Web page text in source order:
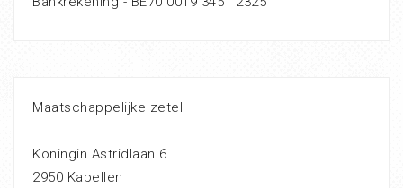
Maatschappelijke zetel
Koningin Astridlaan 6
2950 Kapellen